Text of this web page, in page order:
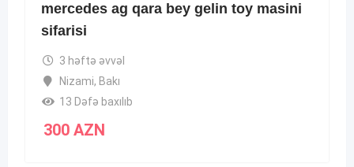
mercedes ag qara bey gelin toy masini
sifarisi
3 həftə əvvəl
Nizami, Bakı
13 Dəfə baxılıb
300 AZN